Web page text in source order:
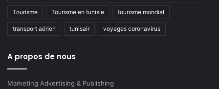
Tourisme Tourisme en tunisie tourisme mondial
transport aérien tunisair voyages coronavirus
A propos de nous
Marketing Advertising & Publishing